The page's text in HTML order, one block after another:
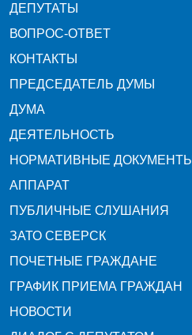
ДЕПУТАТЫ
ВОПРОС-ОТВЕТ
КОНТАКТЫ
ПРЕДСЕДАТЕЛЬ ДУМЫ
ДУМА
ДЕЯТЕЛЬНОСТЬ
НОРМАТИВНЫЕ ДОКУМЕНТЫ
АППАРАТ
ПУБЛИЧНЫЕ СЛУШАНИЯ
ЗАТО СЕВЕРСК
ПОЧЕТНЫЕ ГРАЖДАНЕ
ГРАФИК ПРИЕМА ГРАЖДАН
НОВОСТИ